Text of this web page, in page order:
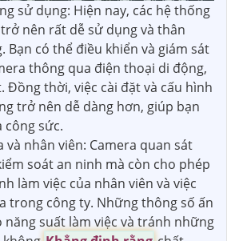
sử dụng: Hiện nay, các hệ thống
nên rất dễ sử dụng và thân
Bạn có thể điều khiển và giám sát
thông qua điện thoại di động,
Đồng thời, việc cài đặt và cấu hình
trở nên dễ dàng hơn, giúp bạn
công sức.
và nhân viên: Camera quan sát
soát an ninh mà còn cho phép
làm việc của nhân viên và việc
trong công ty. Những thông số ấn
suất làm việc và tránh những